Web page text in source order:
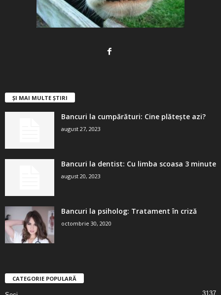
ȘI MAI MULTE ȘTIRI
Bancuri la cumpărături: Cine plătește azi?
august 27, 2023
Bancuri la dentist: Cu limba scoasa 3 minute
august 20, 2023
Bancuri la psiholog: Tratament în criză
octombrie 30, 2020
CATEGORIE POPULARĂ
3137